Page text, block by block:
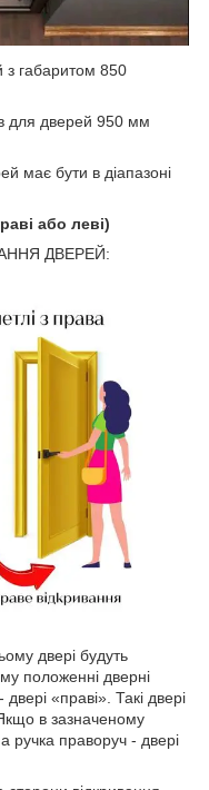
з габаритом 850
для дверей 950 мм
має бути в діапазоні
або леві)
ДВЕРЕЙ:
двері будуть
положенні дверні
«праві». Такі двері
в зазначеному
ручка праворуч - двері